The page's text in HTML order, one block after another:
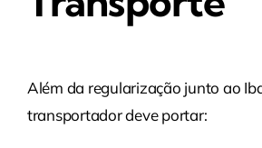
Além da regularização junto ao
transportador deve portar: